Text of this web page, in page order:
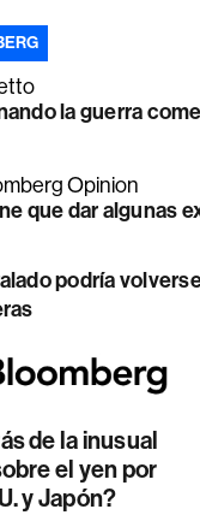
la guerra
Opinion
que dar algunas
podría
de la inusual
el yen por
y Japón?